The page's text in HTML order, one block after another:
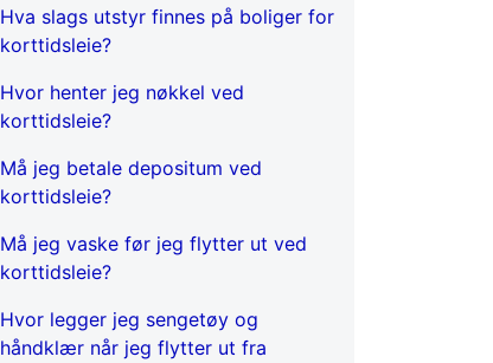
Hva slags utstyr finnes på boliger for
korttidsleie?
Hvor henter jeg nøkkel ved
korttidsleie?
Må jeg betale depositum ved
korttidsleie?
Må jeg vaske før jeg flytter ut ved
korttidsleie?
Hvor legger jeg sengetøy og
håndklær når jeg flytter ut fra